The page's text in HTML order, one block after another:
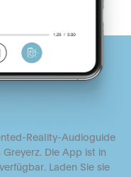
Reality-Audioguide
Die App ist in
Laden Sie sie